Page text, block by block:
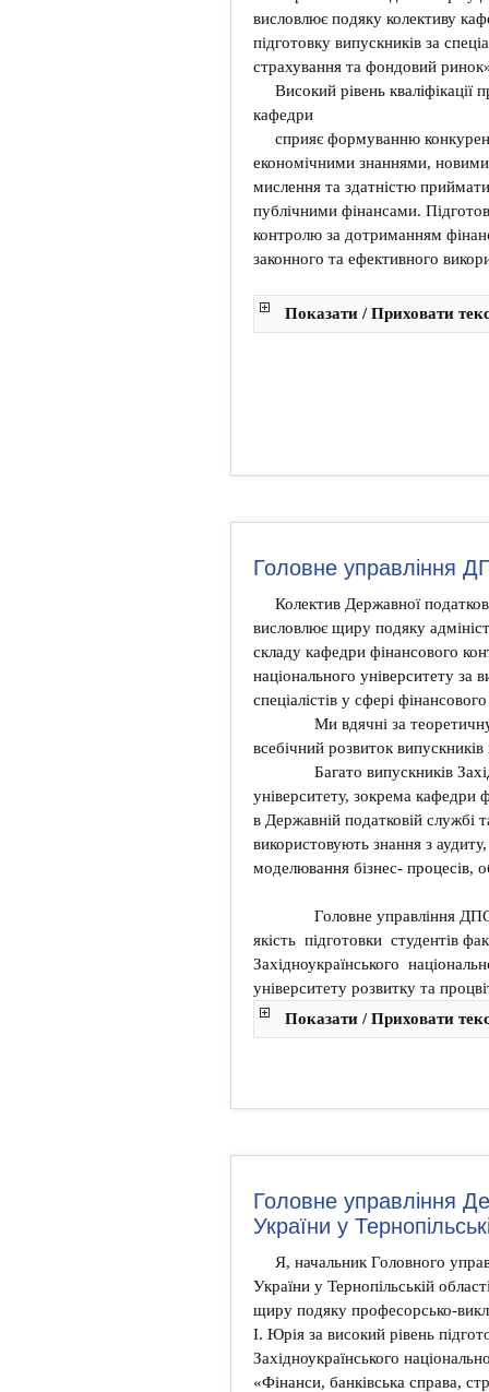
висловлює подяку колективу
підготовку випускників за
страхування та фондовий
Високий рівень кваліфікації
кафедри
сприяє формуванню
економічними знаннями,
мислення та здатністю
публічними фінансами.
контролю за дотриманням
законного та ефективного
Показати / Приховати
Головне управління
Колектив Державної
висловлює щиру подяку
складу кафедри фінансового
національного університету за
спеціалістів у сфері
Ми вдячні за теоретичну
всебічний розвиток
Багато випускників
університету, зокрема
в Державній податковій службі
використовують знання з аудиту,
моделювання бізнес- процесів,
Головне управління ДПС у
якість підготовки студентів
Західноукраїнського
університету розвитку та
Показати / Приховати
Головне управління
України у
Я, начальник Головного
України у Тернопільській
щиру подяку професорсько-
І. Юрія за високий рівень
Західноукраїнського
«Фінанси, банківська справа,